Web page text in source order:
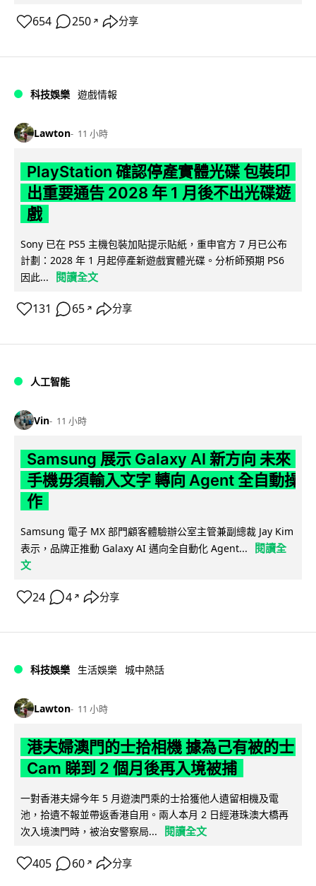
654 250 ↗ 分享
科技娛樂 遊戲情報
Lawton 11 小時
PlayStation 確認停產實體光碟 包裝印
出重要通告 2028 年 1 月後不出光碟遊
戲
Sony 已在 PS5 主機包裝加貼提示貼紙，重申官方 7 月已公布
計劃：2028 年 1 月起停產新遊戲實體光碟。分析師預期 PS6
因此...
閱讀全文
131 65 ↗ 分享
人工智能
Vin 11 小時
Samsung 展示 Galaxy AI 新方向 未來
手機毋須輸入文字 轉向 Agent 全自動操
作
Samsung 電子 MX 部門顧客體驗辦公室主管兼副總裁 Jay Kim
表示，品牌正推動 Galaxy AI 邁向全自動化 Agent...
閱讀全
文
24 4 ↗ 分享
科技娛樂 生活娛樂 城中熱話
Lawton 11 小時
港夫婦澳門的士拾相機 據為己有被的士
Cam 睇到 2 個月後再入境被捕
一對香港夫婦今年 5 月遊澳門乘的士拾獲他人遺留相機及電
池，拾遺不報並帶返香港自用。兩人本月 2 日經港珠澳大橋再
次入境澳門時，被治安警察局...
閱讀全文
405 60 ↗ 分享